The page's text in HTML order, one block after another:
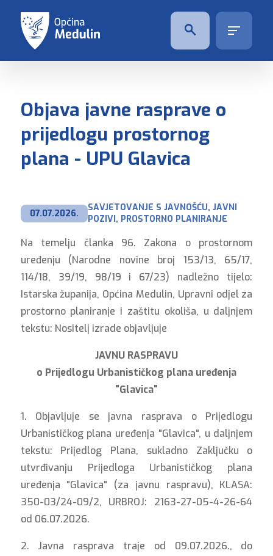
Objava javne rasprave o
prijedlogu prostornog
plana - UPU Glavica
07.07.2026.
SAVJETOVANJE S JAVNOŠĆU, JAVNI
POZIVI, PROSTORNO PLANIRANJE
Na temelju članka 96. Zakona o prostornom
uređenju (Narodne novine broj 153/13, 65/17,
114/18, 39/19, 98/19 i 67/23) nadležno tijelo:
Istarska županija, Općina Medulin, Upravni odjel za
prostorno planiranje i zaštitu okoliša, u daljnjem
tekstu: Nositelj izrade objavljuje
JAVNU RASPRAVU
o Prijedlogu Urbanističkog plana uređenja
"Glavica"
1. Objavljuje se javna rasprava o Prijedlogu
Urbanističkog plana uređenja "Glavica", u daljnjem
tekstu: Prijedlog Plana, sukladno Zaključku o
utvrđivanju Prijedloga Urbanističkog plana
uređenja "Glavica" (za javnu raspravu), KLASA:
350-03/24-09/2, URBROJ: 2163-27-05-4-26-64
od 06.07.2026.
2. Javna rasprava traje od 09.07.2026., do